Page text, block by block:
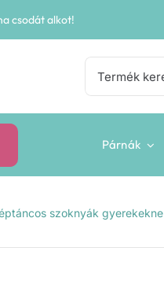
csodát alkot!
Keresés...
Párnák
szoknyák